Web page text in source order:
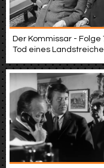
Der Kommissar - Folge
Tod eines